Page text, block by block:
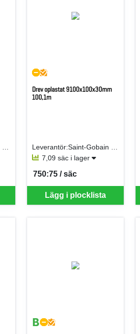
Drev oplastat 9100x100x30mm
100,1m
7,09 säc i lager
Lägg i plocklista
750:75 / säc
SEK per SÄC